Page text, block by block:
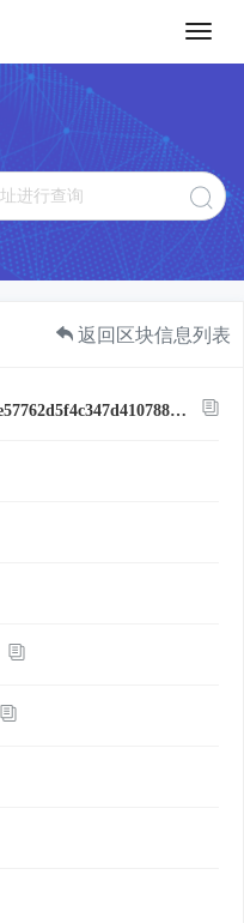
返回区块信息列表
0x7a5e9f91227967bdf0de57762d5f4c347d4107886a43559d55feb91ed8fbd2d4